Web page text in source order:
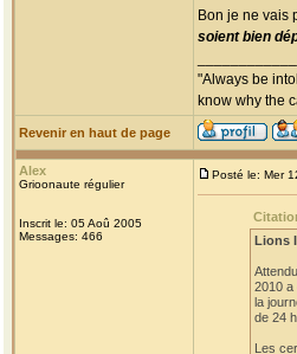
Bon je ne vais
soient bien
"Always be
know why the
Revenir en haut de page
Alex
Grioonaute régulier
Inscrit le: 05 Aoû 2005
Messages: 466
Posté le: Mer
Lions
2010 a
la
de 24
Les